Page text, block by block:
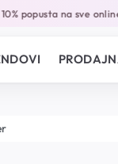
popusta na sve online